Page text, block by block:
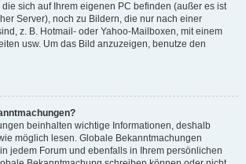
sich auf Ihrem eigenen PC befinden (außer es ist
Server), noch zu Bildern, die nur nach einer
z. B. Hotmail- oder Yahoo-Mailboxen, mit einem
usw. Um das Bild anzuzeigen, benutze den
beinhalten wichtige Informationen, deshalb
möglich lesen. Globale Bekanntmachungen
jedem Forum und ebenfalls in Ihrem persönlichen